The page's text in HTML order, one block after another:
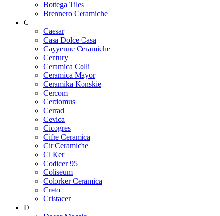
Bottega Tiles
Brennero Ceramiche
C
Caesar
Casa Dolce Casa
Cayyenne Ceramiche
Century
Ceramica Colli
Ceramica Mayor
Ceramika Konskie
Cercom
Cerdomus
Cerrad
Cevica
Cicogres
Cifre Ceramica
Cir Ceramiche
Cl Ker
Codicer 95
Coliseum
Colorker Ceramica
Creto
Cristacer
D